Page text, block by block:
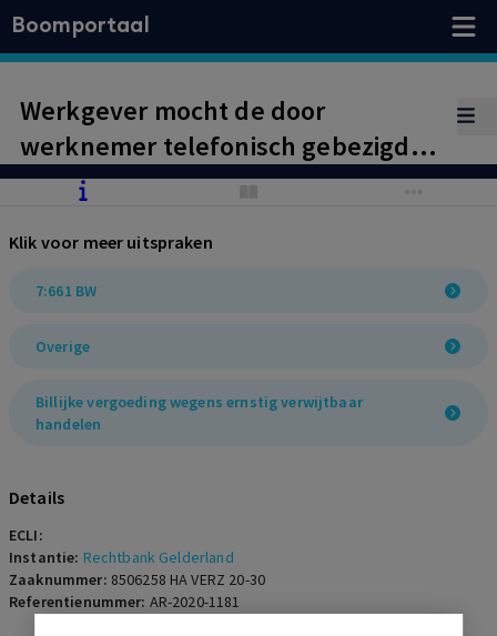
Boomportaal
Werkgever mocht de door
werknemer telefonisch gebezigde
woorden ‘op staande voet ontslag’
ondubbelzinnige opzegging.
Afwijzing ontbindingsverzoek
voor het kwijtraken van een tag niet
toegestaan op grond van artikel
7:661 BW.
Klik voor meer uitspraken
7:661 BW
Overige
Billijke vergoeding wegens ernstig verwijtbaar
handelen
Details
ECLI:
Instantie: Rechtbank Gelderland
Zaaknummer: 8506258 HA VERZ 20-30
Referentienummer: AR-2020-1181